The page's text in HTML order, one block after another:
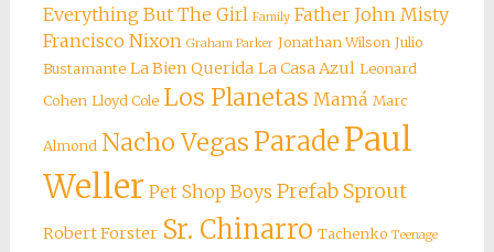
Everything But The Girl Family Father John Misty
Francisco Nixon Graham Parker Jonathan Wilson Julio
Bustamante La Bien Querida La Casa Azul Leonard
Cohen Lloyd Cole Los Planetas Mamá Marc
Almond Nacho Vegas ParadePaul
Weller Pet Shop Boys Prefab Sprout
Robert Forster Sr. Chinarro Tachenko Teenage